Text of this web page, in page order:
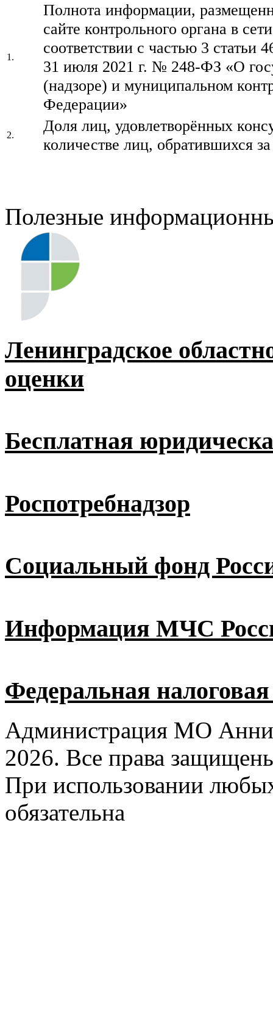
1.
Полнота информации,
сайте контрольного органа в
соответствии с частью 3 статьи
31 июля 2021 г. № 248-ФЗ «О
(надзоре) и муниципальном
Федерации»
2.
Доля лиц, удовлетворённых
количестве лиц, обратившихся
Полезные
Ленинградское
оценки
Бесплатная
Роспотребнадзор
Социальный фонд
Информация МЧС
Федеральная
Администрация МО
2026. Все права
При использовании
обязательна